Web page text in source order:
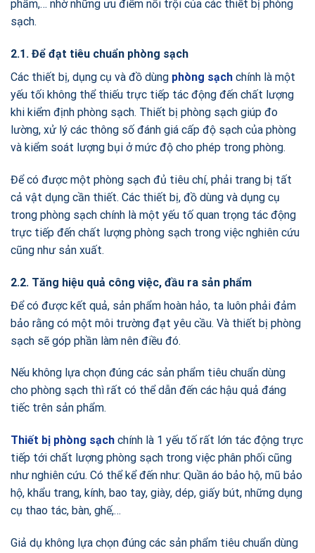
phẩm,… nhờ những ưu điểm nổi trội của các thiết bị phòng
sạch.
2.1. Để đạt tiêu chuẩn phòng sạch
Các thiết bị, dụng cụ và đồ dùng phòng sạch chính là một
yếu tối không thể thiếu trực tiếp tác động đến chất lượng
khi kiểm định phòng sạch. Thiết bị phòng sạch giúp đo
lường, xử lý các thông số đánh giá cấp độ sạch của phòng
và kiểm soát lượng bụi ở mức độ cho phép trong phòng.
Để có được một phòng sạch đủ tiêu chí, phải trang bị tất
cả vật dụng cần thiết. Các thiết bị, đồ dùng và dụng cụ
trong phòng sạch chính là một yếu tố quan trọng tác động
trực tiếp đến chất lượng phòng sạch trong việc nghiên cứu
cũng như sản xuất.
2.2. Tăng hiệu quả công việc, đầu ra sản phẩm
Để có được kết quả, sản phẩm hoàn hảo, ta luôn phải đảm
bảo rằng có một môi trường đạt yêu cầu. Và thiết bị phòng
sạch sẽ góp phần làm nên điều đó.
Nếu không lựa chọn đúng các sản phẩm tiêu chuẩn dùng
cho phòng sạch thì rất có thể dẫn đến các hậu quả đáng
tiếc trên sản phẩm.
Thiết bị phòng sạch chính là 1 yếu tố rất lớn tác động trực
tiếp tới chất lượng phòng sạch trong việc phân phối cũng
như nghiên cứu. Có thể kể đến như: Quần áo bảo hộ, mũ bảo
hộ, khẩu trang, kính, bao tay, giày, dép, giấy bút, những dụng
cụ thao tác, bàn, ghế,…
Giả dụ không lựa chọn đúng các sản phẩm tiêu chuẩn dùng